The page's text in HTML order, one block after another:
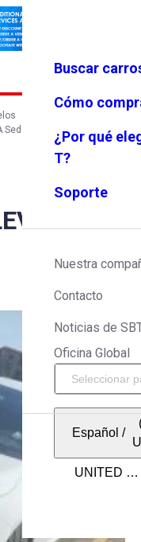
Favoritos Menú
Buscar
Cómo
¿Por qué
T?
Soporte
Nuestra
Contacto
Noticias de
Oficina Global
Español /
Sedan
TOYOTA LEVIN